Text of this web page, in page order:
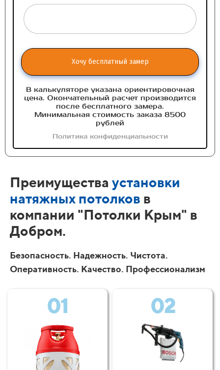
Хочу бесплатный замер
В калькуляторе указана ориентировочная
цена. Окончательный расчет производится
после бесплатного замера.
Минимальная стоимость заказа 8500
рублей
Политика конфиденциальности
Преимущества установки
натяжных потолков в
компании "Потолки Крым" в
Добром.
Безопасность. Надежность. Чистота.
Оперативность. Качество. Профессионализм
01 02